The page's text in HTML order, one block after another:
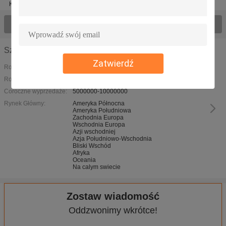
Zatwierdź
Kayaba
Szczegóły firmy
Rodzaj działalności:
Rok założenia:
Coroczne wyprzedaże:
5000000-10000000
Rynek Główny:
Ameryka Północna
Ameryka Południowa
Zachodnia Europa
Wschodnia Europa
Azji wschodniej
Azja Południowo-Wschodnia
Bliski Wschód
Afryka
Oceania
Na calym swiecie
Zostaw wiadomość
Oddzwonimy wkrótce!